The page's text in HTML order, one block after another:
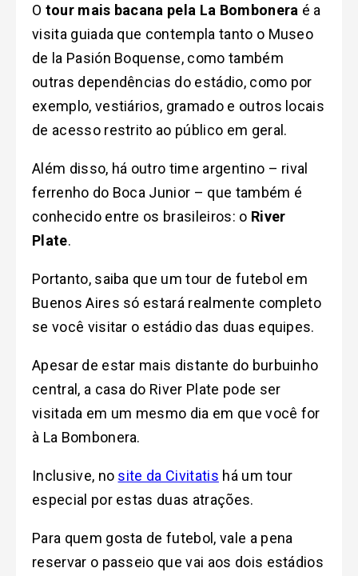
O tour mais bacana pela La Bombonera é a
visita guiada que contempla tanto o Museo
de la Pasión Boquense, como também
outras dependências do estádio, como por
exemplo, vestiários, gramado e outros locais
de acesso restrito ao público em geral.
Além disso, há outro time argentino – rival
ferrenho do Boca Junior – que também é
conhecido entre os brasileiros: o River
Plate.
Portanto, saiba que um tour de futebol em
Buenos Aires só estará realmente completo
se você visitar o estádio das duas equipes.
Apesar de estar mais distante do burbuinho
central, a casa do River Plate pode ser
visitada em um mesmo dia em que você for
à La Bombonera.
Inclusive, no site da Civitatis há um tour
especial por estas duas atrações.
Para quem gosta de futebol, vale a pena
reservar o passeio que vai aos dois estádios